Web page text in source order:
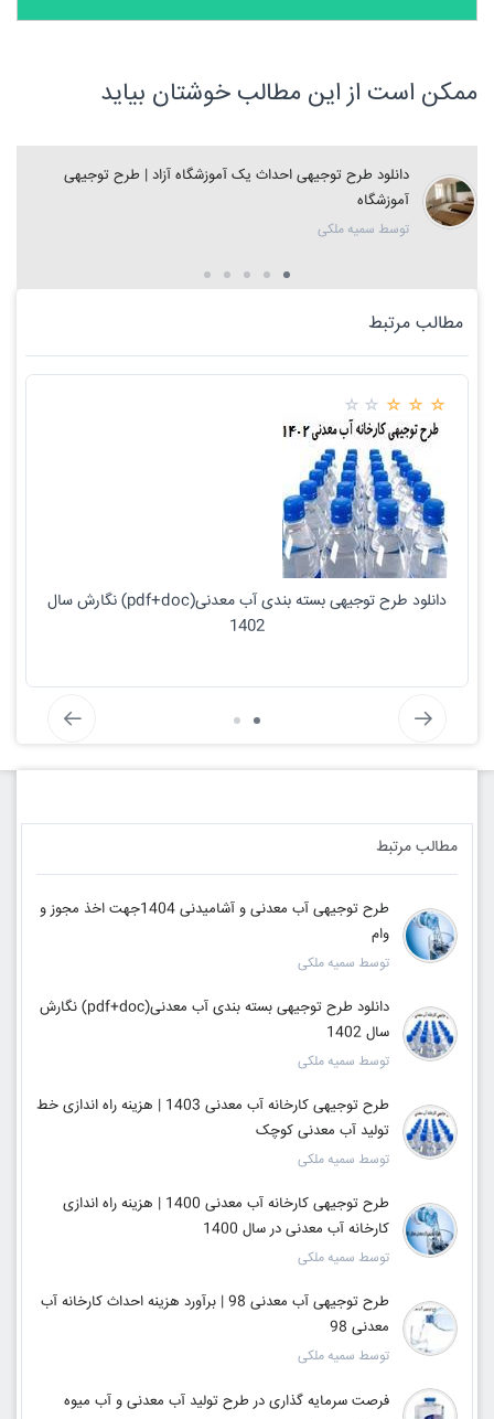
ممکن است از این مطالب خوشتان بیاید
دانلود طرح توجیهی احداث یک آموزشگاه آزاد | طرح توجیهی
آموزشگاه
توسط سمیه ملکی
مطالب مرتبط
دانلود طرح توجیهی بسته بندی آب معدنی(pdf+doc) نگارش سال
1402
مطالب مرتبط
طرح توجیهی آب معدنی و آشامیدنی 1404جهت اخذ مجوز و
وام
توسط سمیه ملکی
دانلود طرح توجیهی بسته بندی آب معدنی(pdf+doc) نگارش
سال 1402
توسط سمیه ملکی
طرح توجیهی کارخانه آب معدنی 1403 | هزینه راه اندازی خط
تولید آب معدنی کوچک
توسط سمیه ملکی
طرح توجیهی کارخانه آب معدنی 1400 | هزینه راه اندازی
کارخانه آب معدنی در سال 1400
توسط سمیه ملکی
طرح توجیهی آب معدنی 98 | برآورد هزینه احداث کارخانه آب
معدنی 98
توسط سمیه ملکی
فرصت سرمایه گذاری در طرح تولید آب معدنی و آب میوه